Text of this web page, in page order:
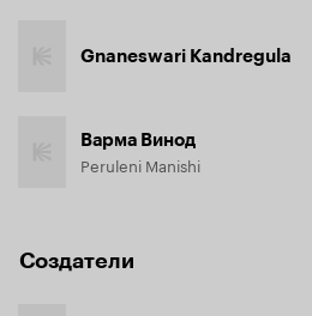
Gnaneswari Kandregula
Варма Винод
Peruleni Manishi
Создатели